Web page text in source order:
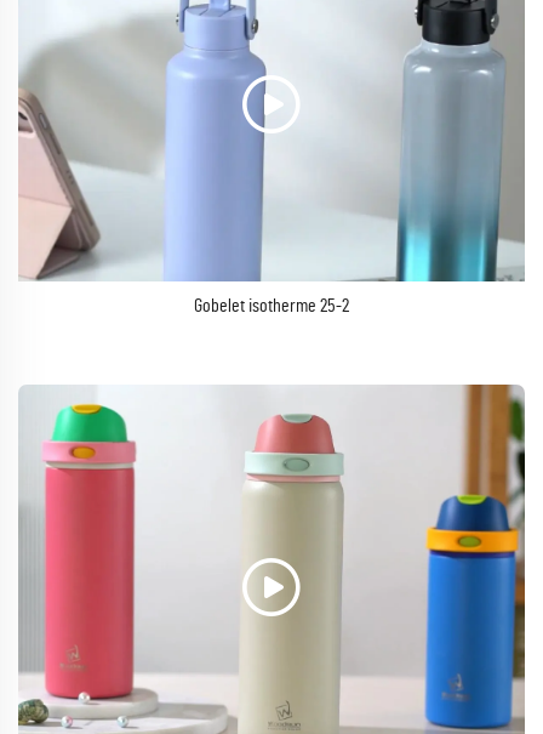
Gobelet isotherme 25-2